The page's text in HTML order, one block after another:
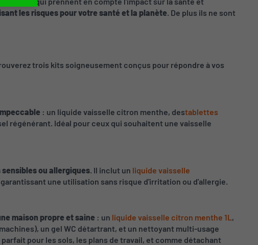
les risques pour votre santé et la planète. De plus ils ne sont
trois kits soigneusement conçus pour répondre à vos
: un liquide vaisselle citron menthe, destablettes
régénérant. Idéal pour ceux qui souhaitent une vaisselle
ou allergiques. Il inclut un liquide vaisselle
une utilisation sans risque d'irritation ou d'allergie.
maison propre et saine : un liquide vaisselle citron menthe 1L,
un gel WC détartrant, et un nettoyant multi-usage
pour les sols, les plans de travail, et comme détachant